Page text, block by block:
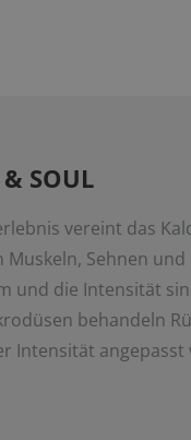
SOUL
vereint das
Sehnen
und die Intensität
behandeln
Intensität angepasst